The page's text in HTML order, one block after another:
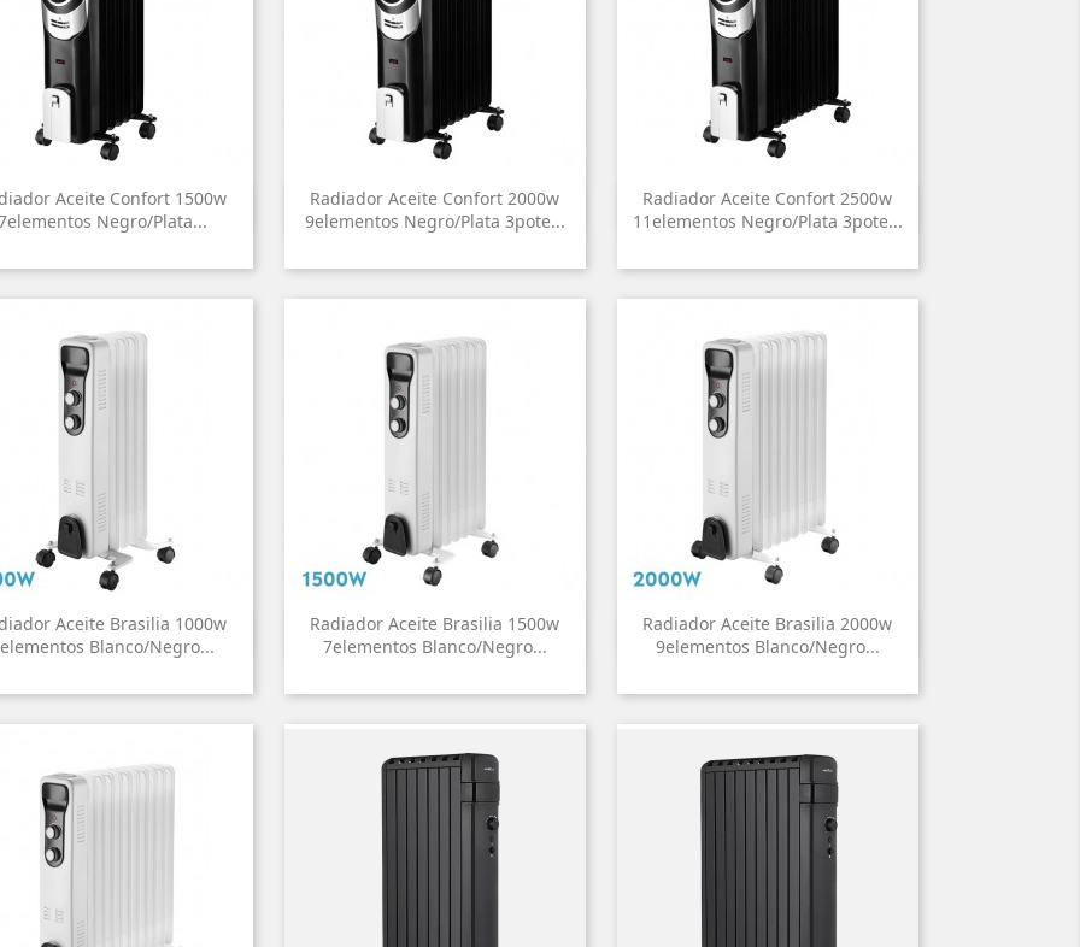
Aceite Confort 1500w
Negro/plata...
 Vista rápida
Radiador Aceite Confort 2000w
9elementos Negro/plata 3pote...
 Vista rápida
Radiador Aceite Confort 2500w
11elementos Negro/plata 3pote...
 Vista rápida
Aceite Brasilia 1000w
Blanco/negro...
 Vista rápida
Radiador Aceite Brasilia 1500w
7elementos Blanco/negro...
 Vista rápida
Radiador Aceite Brasilia 2000w
9elementos Blanco/negro...
 Vista rápida